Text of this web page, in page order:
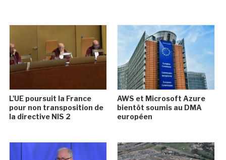
L'UE poursuit la France
pour non transposition de
la directive NIS 2
AWS et Microsoft Azure
bientôt soumis au DMA
européen